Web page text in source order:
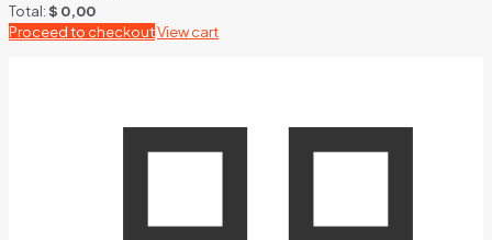
Total:$ 0,00
Proceed to checkoutView cart